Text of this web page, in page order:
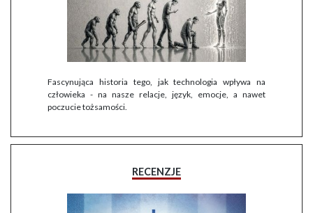
Fascynująca historia tego, jak technologia wpływa na
człowieka - na nasze relacje, język, emocje, a nawet
poczucie tożsamości.
RECENZJE